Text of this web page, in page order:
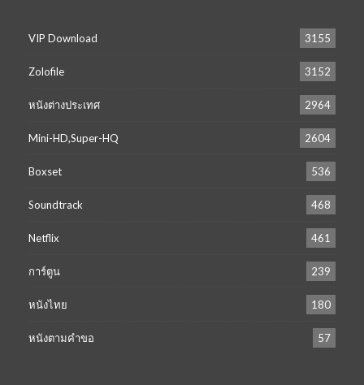
VIP Download 3155
Zolofile 3152
หนังต่างประเทศ 2964
Mini-HD,Super-HQ 2604
Boxset 536
Soundtrack 468
Netflix 461
การ์ตูน 239
หนังไทย 180
หนังตามคำขอ 57